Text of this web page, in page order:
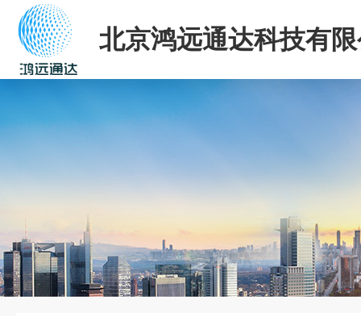
北京鸿远通达科技有